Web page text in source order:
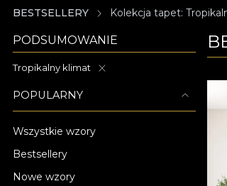
BESTSELLERY Kolekcja tapet:
PODSUMOWANIE
Tropikalny klimat
POPULARNY
Wszystkie wzory
Bestsellery
Nowe wzory